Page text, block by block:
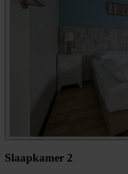
Slaapkamer 2